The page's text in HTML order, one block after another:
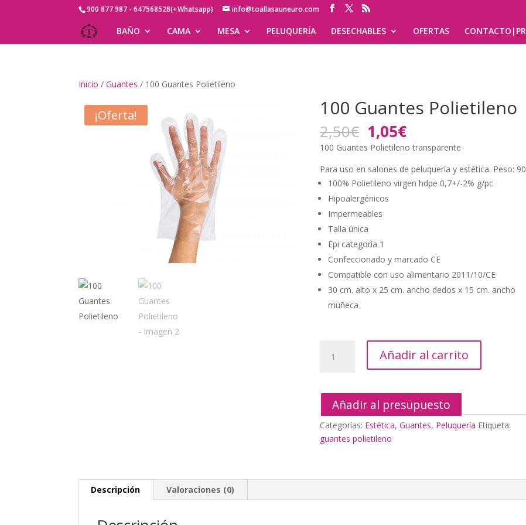
900 877 987 - 647568528(+Whatsapp) info@toallasauneuro.com
BAÑO CAMA MESA PELUQUERÍA DESECHABLES OFERTAS
Inicio /Guantes / 100 Guantes Polietileno
¡Oferta! 100 Guantes Polietileno
2,50€ El
precio
original
era:
2,50€.
1,05€El
precio
actual
es:
1,05€.
100 Guantes Polietileno transparente
Para uso en salones de peluquería y estética. Peso:
100% Polietileno virgen hdpe 0,7+/-2% g/pc
Hipoalergénicos
Impermeables
Talla única
Epi categoría 1
Confeccionado y marcado CE
Compatible con uso alimentario 2011/10/CE
30 cm. alto x 25 cm. ancho dedos x 15 cm. ancho
muñeca
Guantes
Añadir al carrito
Añadir al presupuesto
Categorías: Estética,Guantes, Peluquería Etiqueta:
guantes polietileno
Descripción Valoraciones (0)